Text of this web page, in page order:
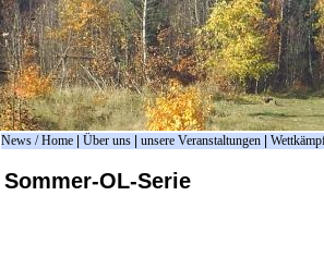
News / Home Über uns unsere Veranstaltungen
Sommer-OL-Serie